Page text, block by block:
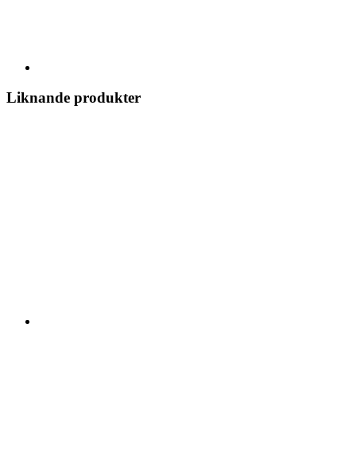
Liknande produkter